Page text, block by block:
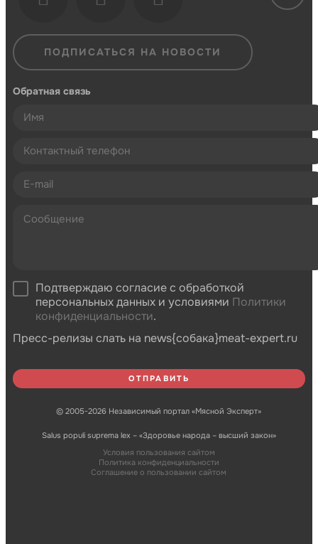
ПОДПИСАТЬСЯ НА НОВОСТИ
Обратная связь
Подтверждаю согласие с обработкой
персональных данных и условиями Политики
конфиденциальности.
Пресс-релизы слать на news{собака}meat-expert.ru
© 2005-2026 Независимый портал «Мясной Эксперт»
Salus populi suprema lex – «Здоровье народа – высший закон»
Условия пользования сайтом
Политика конфиденциальности
Соглашение о пользовании сайтом